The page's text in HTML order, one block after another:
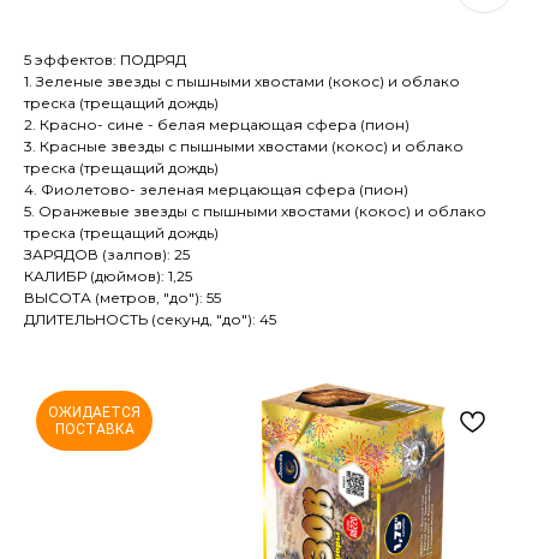
5 эффектов: ПОДРЯД
1. Зеленые звезды с пышными хвостами (кокос) и облако
треска (трещащий дождь)
2. Красно- сине - белая мерцающая сфера (пион)
3. Красные звезды с пышными хвостами (кокос) и облако
треска (трещащий дождь)
4. Фиолетово- зеленая мерцающая сфера (пион)
5. Оранжевые звезды с пышными хвостами (кокос) и облако
треска (трещащий дождь)
ЗАРЯДОВ (залпов): 25
КАЛИБР (дюймов): 1,25
ВЫСОТА (метров, "до"): 55
ДЛИТЕЛЬНОСТЬ (секунд, "до"): 45
ОЖИДАЕТСЯ
ПОСТАВКА